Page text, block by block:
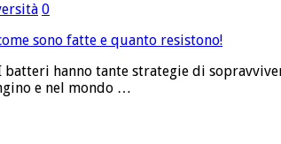
0
batteri hanno tante strategie di
e nel mondo …